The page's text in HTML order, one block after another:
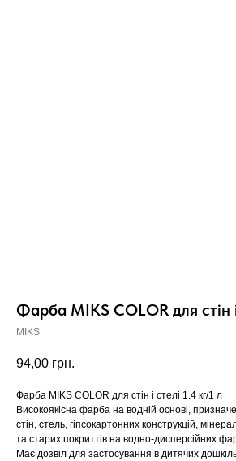
Фарба MIKS COLOR для стін
MIKS
94,00 грн.
Фарба MIKS COLOR для стін і стелі 1.4 кг/1 л
Високоякісна фарба на водній основі,
стін, стель, гіпсокартонних конструкцій,
та старих покриттів на водно-дисперсійних
Має дозвіл для застосування в дитячих